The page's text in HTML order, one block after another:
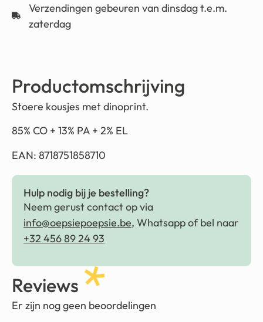
Verzendingen gebeuren van dinsdag t.e.m.
zaterdag
Productomschrijving
Stoere kousjes met dinoprint.
85% CO + 13% PA + 2% EL
EAN: 8718751858710
Hulp nodig bij je bestelling?
Neem gerust contact op via
info@oepsiepoepsie.be, Whatsapp of bel naar
+32 456 89 24 93
Reviews
Er zijn nog geen beoordelingen